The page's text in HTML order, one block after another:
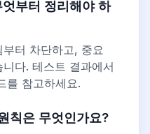
부터 정리해야 하
터 차단하고, 중요
다. 테스트 결과에서
를 참고하세요.
칙은 무엇인가요?